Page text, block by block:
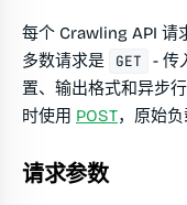
每个 Crawling API 请
多数请求是
GET - 传
置、输出格式和异步
时使用 POST，原始
请求参数